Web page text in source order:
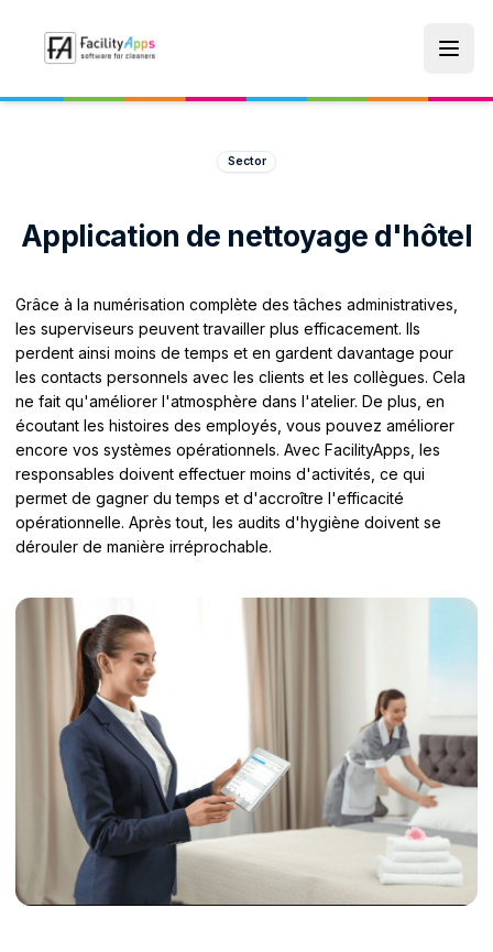
Sector
Application de nettoyage d'hôtel
Grâce à la numérisation complète des tâches administratives,
les superviseurs peuvent travailler plus efficacement. Ils
perdent ainsi moins de temps et en gardent davantage pour
les contacts personnels avec les clients et les collègues. Cela
ne fait qu'améliorer l'atmosphère dans l'atelier. De plus, en
écoutant les histoires des employés, vous pouvez améliorer
encore vos systèmes opérationnels. Avec FacilityApps, les
responsables doivent effectuer moins d'activités, ce qui
permet de gagner du temps et d'accroître l'efficacité
opérationnelle. Après tout, les audits d'hygiène doivent se
dérouler de manière irréprochable.